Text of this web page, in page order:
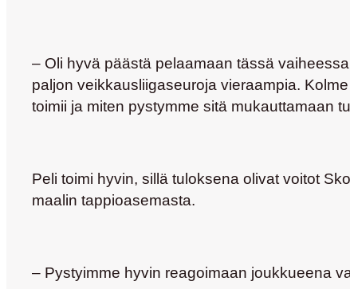
– Oli hyvä päästä pelaamaan tässä
paljon veikkausliigaseuroja vieraampia.
toimii ja miten pystymme sitä mukauttamaan
Peli toimi hyvin, sillä tuloksena olivat voitot
maalin tappioasemasta.
– Pystyimme hyvin reagoimaan joukkueena